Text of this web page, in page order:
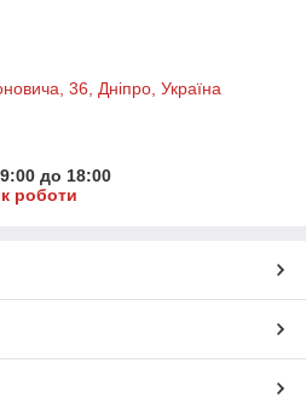
36, Дніпро, Україна
до 18:00
роботи